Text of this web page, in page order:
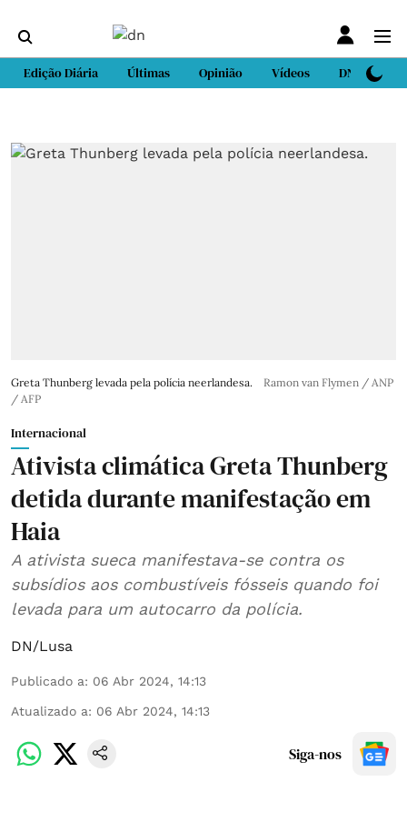
Edição Diária Últimas Opinião Vídeos DN Sport
Greta Thunberg levada pela polícia neerlandesa.
Ramon van Flymen / ANP
/ AFP
Internacional
Ativista climática Greta Thunberg
detida durante manifestação em
Haia
A ativista sueca manifestava-se contra os
subsídios aos combustíveis fósseis quando foi
levada para um autocarro da polícia.
DN/Lusa
Publicado a: 06 Abr 2024, 14:13
Atualizado a: 06 Abr 2024, 14:13
Siga-nos